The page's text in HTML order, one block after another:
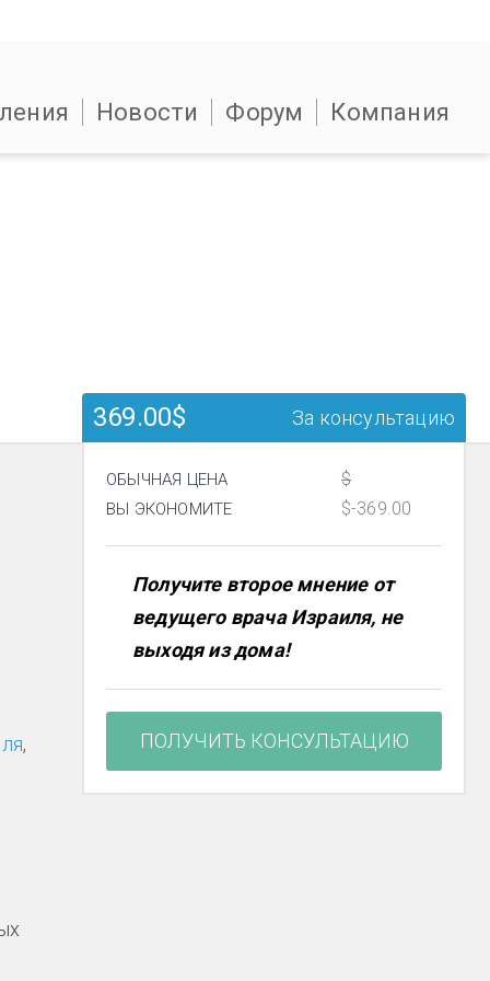
Новости Форум Компания
,
369.00$ За консультацию
ОБЫЧНАЯ ЦЕНА $
ВЫ ЭКОНОМИТЕ $-369.00
Получите второе мнение от
ведущего врача Израиля, не
выходя из дома!
ПОЛУЧИТЬ КОНСУЛЬТАЦИЮ